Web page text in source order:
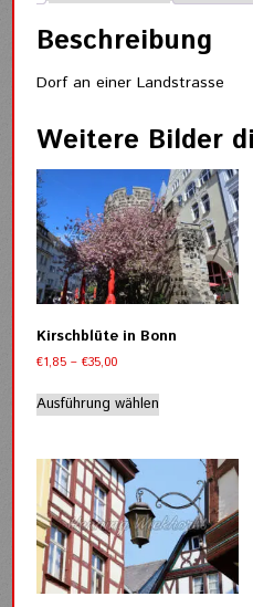
Beschreibung
Dorf an einer Landstrasse
Weitere Bilder
Kirschblüte in Bonn
€1,85 –€35,00Preisspanne:
bis
€35,00
Ausführung wählen
mehrere
Varianten
auf.
Die
Optionen
können
auf